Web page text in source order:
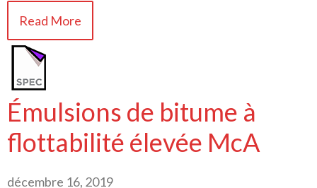
Read More
Émulsions de bitume à
flottabilité élevée McA
décembre 16, 2019